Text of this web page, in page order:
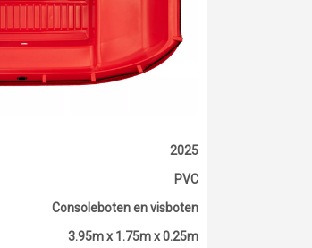
2025
PVC
Consoleboten en visboten
3.95m x 1.75m x 0.25m